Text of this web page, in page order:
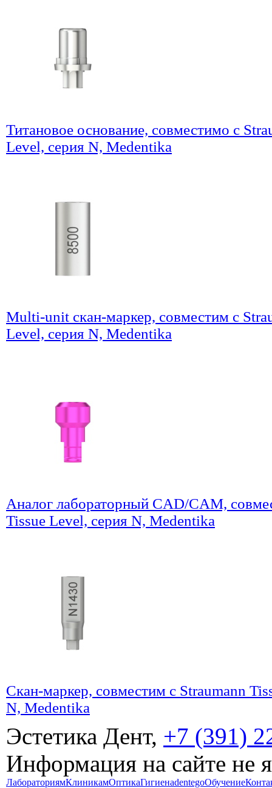
Титановое основание, совместимо с
Level, серия N, Medentika
Multi-unit скан-маркер, совместим с
Level, серия N, Medentika
Аналог лабораторный CAD/CAM,
Tissue Level, серия N, Medentika
Скан-маркер, совместим с Straumann
N, Medentika
Эстетика Дент, +7 (391)
Информация на сайте не
ЛабораториямКлиникамОптикаГигиенаdentegoОбучение